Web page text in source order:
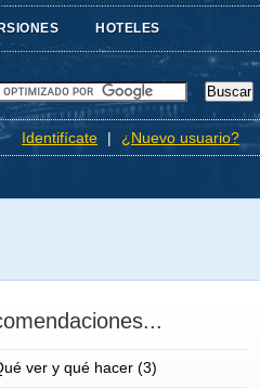
HOTELES
Identifícate | ¿Nuevo usuario?
ver y qué hacer (3)